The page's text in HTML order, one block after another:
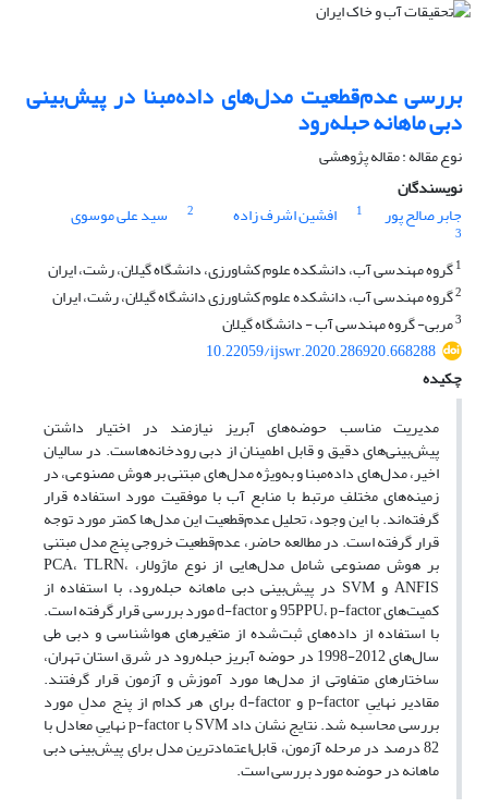
بررسی عدم‌قطعیت مدل‌های داده‌مبنا در پیش‌بینی
دبی ماهانه حبله‌رود
نوع مقاله : مقاله پژوهشی
نویسندگان
جابر صالح پور
1 افشین اشرف زاده 2 سید علی موسوی
3
1گروه مهندسی آب، دانشکده علوم کشاورزی، دانشگاه گیلان، رشت، ایران
2گروه مهندسی آب، دانشکده علوم کشاورزی دانشگاه گیلان، رشت، ایران
3مربی- گروه مهندسی آب - دانشگاه گیلان
10.22059/ijswr.2020.286920.668288
چکیده
مدیریت مناسب حوضه‌های آبریز نیازمند در اختیار داشتن
پیش‌بینی‌های دقیق و قابل اطمینان از دبی رودخانه‌هاست. در سالیان
اخیر، مدل‌های داده‌مبنا و به‌ویژه مدل‌های مبتنی بر هوش مصنوعی، در
زمینه‌های مختلفِ مرتبط با منابع آب با موفقیت مورد استفاده قرار
گرفته‌اند. با این وجود، تحلیل عدم‌قطعیت این مدل‌ها کمتر مورد توجه
قرار گرفته است. در مطالعه حاضر، عدم‌قطعیت خروجی پنج مدل مبتنی
بر هوش مصنوعی شامل مدل‌هایی از نوع ماژولار، PCA، TLRN،
ANFIS و SVM در پیش‌بینی دبی ماهانه حبله‌رود، با استفاده از
کمیت‌های 95PPU، p-factor و d-factor مورد بررسی قرار گرفته است.
با استفاده از داده‌های ثبت‌شده از متغیرهای هواشناسی و دبی طی
سال‌های 2012-1998 در حوضه آبریز حبله‌رود در شرق استان تهران،
ساختارهای متفاوتی از مدل‌ها مورد آموزش و آزمون قرار گرفتند.
مقادیر نهاییِ p-factor و d-factor برای هر کدام از پنج مدلِ مورد
بررسی محاسبه شد. نتایج نشان داد SVM با p-factor نهاییِ معادل با
82 درصد در مرحله آزمون، قابل‌اعتمادترین مدل برای پیش‌بینی دبی
ماهانه در حوضه مورد بررسی است.